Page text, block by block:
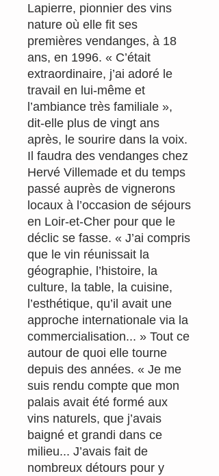
Lapierre, pionnier des vins
nature où elle fit ses
premières vendanges, à 18
ans, en 1996. « C’était
extraordinaire, j’ai adoré le
travail en lui-même et
l’ambiance très familiale »,
dit-elle plus de vingt ans
après, le sourire dans la voix.
Il faudra des vendanges chez
Hervé Villemade et du temps
passé auprès de vignerons
locaux à l’occasion de séjours
en Loir-et-Cher pour que le
déclic se fasse. « J’ai compris
que le vin réunissait la
géographie, l’histoire, la
culture, la table, la cuisine,
l’esthétique, qu’il avait une
approche internationale via la
commercialisation... » Tout ce
autour de quoi elle tourne
depuis des années. « Je me
suis rendu compte que mon
palais avait été formé aux
vins naturels, que j’avais
baigné et grandi dans ce
milieu... J’avais fait de
nombreux détours pour y